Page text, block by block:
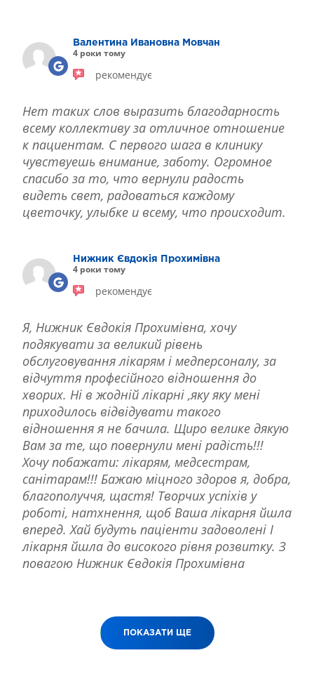
ІНТЕРНЕТ-МАГАЗИН ОПТИКИ
ДИТЯЧА ОФТАЛЬМОЛОГІЯ
Валентина Ивановна Мовчан
4 роки тому
рекомендує
Нет таких слов выразить благодарность
всему коллективу за отличное отношение
к пациентам. С первого шага в клинику
чувствуешь внимание, заботу. Огромное
спасибо за то, что вернули радость
видеть свет, радоваться каждому
цветочку, улыбке и всему, что происходит.
Нижник Євдокія Прохимівна
4 роки тому
рекомендує
Я, Нижник Євдокія Прохимівна, хочу
подякувати за великий рівень
обслуговування лікарям і медперсоналу, за
відчуття професійного відношення до
хворих. Ні в жодній лікарні ,яку яку мені
приходилось відвідувати такого
відношення я не бачила. Щиро велике дякую
Вам за те, що повернули мені радість!!!
Хочу побажати: лікарям, медсестрам,
санітарам!!! Бажаю міцного здоров я, добра,
благополуччя, щастя! Творчих успіхів у
роботі, натхнення, щоб Ваша лікарня йшла
вперед. Хай будуть паціенти задоволені І
лікарня йшла до високого рівня розвитку. З
повагою Нижник Євдокія Прохимівна
ПОКАЗАТИ ЩЕ